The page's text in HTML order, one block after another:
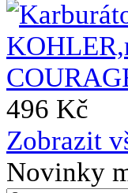
496 Kč
Zobrazit
Novinky